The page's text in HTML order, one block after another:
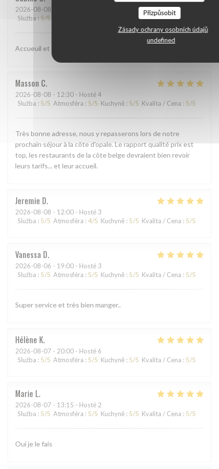
Přizpůsobit
Zásady ochrany osobních údajů
undefined
2026-08-08
Služba : 5/5 /5 Kvalita / Cena
Accueuil et service +++++
Masson C
2026-08-08 - 12:30 - Hosté 4
Služba : 5/5 Atmosféra : 5/5 Kuchyně : 5/5 Kvalita / Cena : 5/5
Très bonne adresse, nous y repasserons lors de notre
prochain séjour à la côte d'opale. Le rapport qualité prix est
top, les restaurants de la côte belge devraient bien revoir
leurs tarifs... et leur accueil.
Jeremie D
2026-08-08 - 12:00 - Hosté 3
Služba : 5/5 Atmosféra : 4/5 Kuchyně : 5/5 Kvalita / Cena : 5/5
Vanessa D
2026-08-06 - 19:00 - Hosté 3
Služba : 5/5 Atmosféra : 5/5 Kuchyně : 5/5 Kvalita / Cena : 5/5
Super service et très bien manger..
Hélène K
2026-08-07 - 20:00 - Hosté 6
Služba : 5/5 Atmosféra : 5/5 Kuchyně : 5/5 Kvalita / Cena : 5/5
Marie L
2026-08-07 - 13:15 - Hosté 2
Služba : 5/5 Atmosféra : 5/5 Kuchyně : 5/5 Kvalita / Cena : 5/5
Oui je le fais